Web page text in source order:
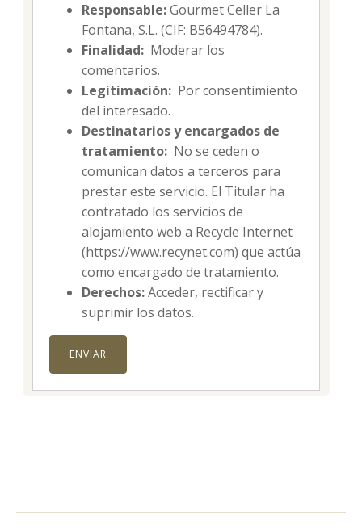
Responsable:Gourmet Celler La
Fontana, S.L. (CIF: B56494784).
Finalidad: Moderar los
comentarios.
Legitimación: Por consentimiento
del interesado.
Destinatarios y encargados de
tratamiento: No se ceden o
comunican datos a terceros para
prestar este servicio. El Titular ha
contratado los servicios de
alojamiento web a Recycle Internet
(https://www.recynet.com) que actúa
como encargado de tratamiento.
Derechos:Acceder, rectificar y
suprimir los datos.